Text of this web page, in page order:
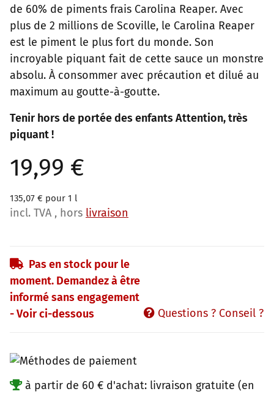
de 60% de piments frais Carolina Reaper. Avec
plus de 2 millions de Scoville, le Carolina Reaper
est le piment le plus fort du monde. Son
incroyable piquant fait de cette sauce un monstre
absolu. À consommer avec précaution et dilué au
maximum au goutte-à-goutte.
Tenir hors de portée des enfants Attention, très
piquant !
19,99 €
135,07 € pour 1 l
incl. TVA , hors livraison
Pas en stock pour le
moment. Demandez à être
informé sans engagement
- Voir ci-dessous
Questions ? Conseil ?
à partir de 60 € d'achat: livraison gratuite (en